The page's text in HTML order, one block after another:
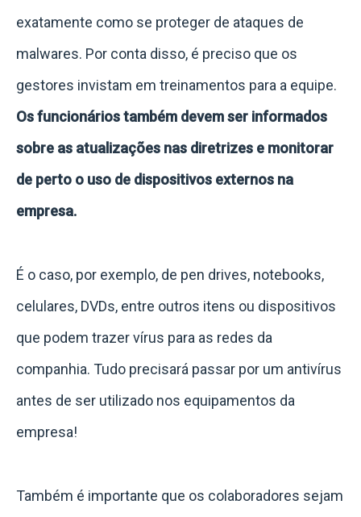
exatamente como se proteger de ataques de
malwares. Por conta disso, é preciso que os
gestores invistam em treinamentos para a equipe.
Os funcionários também devem ser informados
sobre as atualizações nas diretrizes e monitorar
de perto o uso de dispositivos externos na
empresa.
É o caso, por exemplo, de pen drives, notebooks,
celulares, DVDs, entre outros itens ou dispositivos
que podem trazer vírus para as redes da
companhia. Tudo precisará passar por um antivírus
antes de ser utilizado nos equipamentos da
empresa!
Também é importante que os colaboradores sejam